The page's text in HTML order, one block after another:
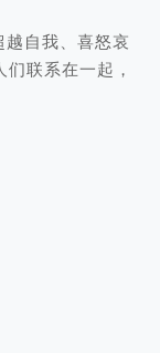
自我、喜怒哀
联系在一起，